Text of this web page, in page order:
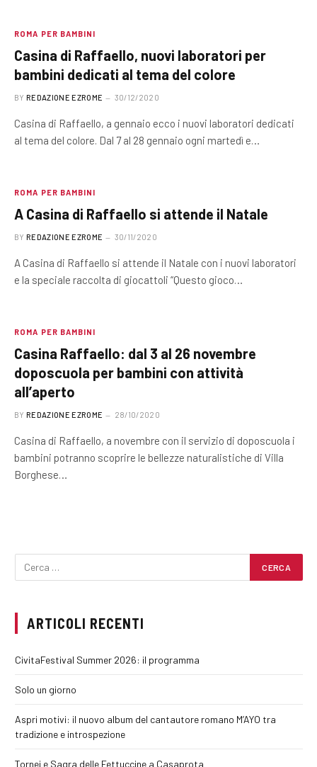
ROMA PER BAMBINI
Casina di Raffaello, nuovi laboratori per
bambini dedicati al tema del colore
BY REDAZIONE EZROME 30/12/2020
Casina di Raffaello, a gennaio ecco i nuovi laboratori dedicati
al tema del colore. Dal 7 al 28 gennaio ogni martedì e…
ROMA PER BAMBINI
A Casina di Raffaello si attende il Natale
BY REDAZIONE EZROME 30/11/2020
A Casina di Raffaello si attende il Natale con i nuovi laboratori
e la speciale raccolta di giocattoli “Questo gioco…
ROMA PER BAMBINI
Casina Raffaello: dal 3 al 26 novembre
doposcuola per bambini con attività
all’aperto
BY REDAZIONE EZROME 28/10/2020
Casina di Raffaello, a novembre con il servizio di doposcuola i
bambini potranno scoprire le bellezze naturalistiche di Villa
Borghese…
ARTICOLI RECENTI
CivitaFestival Summer 2026: il programma
Solo un giorno
Aspri motivi: il nuovo album del cantautore romano M’AYO tra
tradizione e introspezione
Tornei e Sagra delle Fettuccine a Casaprota